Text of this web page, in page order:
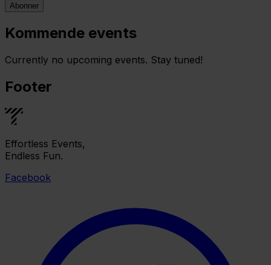
Abonner
Kommende events
Currently no upcoming events. Stay tuned!
Footer
Effortless Events,
Endless Fun.
Facebook